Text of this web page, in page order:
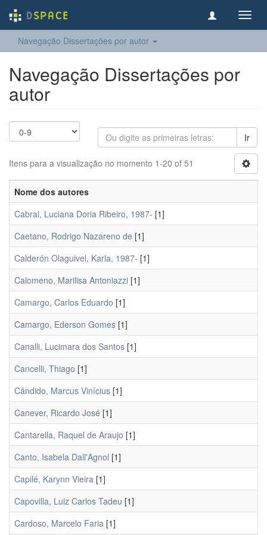
Navegação Dissertações por autor
Navegação Dissertações por
autor
Ir
Itens para a visualização no momento 1-20 of 51
Nome dos autores
Cabral, Luciana Doria Ribeiro, 1987- [1]
Caetano, Rodrigo Nazareno de [1]
Calderón Olaguivel, Karla, 1987- [1]
Calomeno, Marilisa Antoniazzi [1]
Camargo, Carlos Eduardo [1]
Camargo, Ederson Gomes [1]
Canalli, Lucimara dos Santos [1]
Cancelli, Thiago [1]
Cândido, Marcus Vinícius [1]
Canever, Ricardo José [1]
Cantarella, Raquel de Araujo [1]
Canto, Isabela Dall'Agnol [1]
Capilé, Karynn Vieira [1]
Capovilla, Luiz Carlos Tadeu [1]
Cardoso, Marcelo Faria [1]